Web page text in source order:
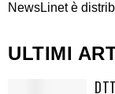
NewsLinet è
ULTIMI